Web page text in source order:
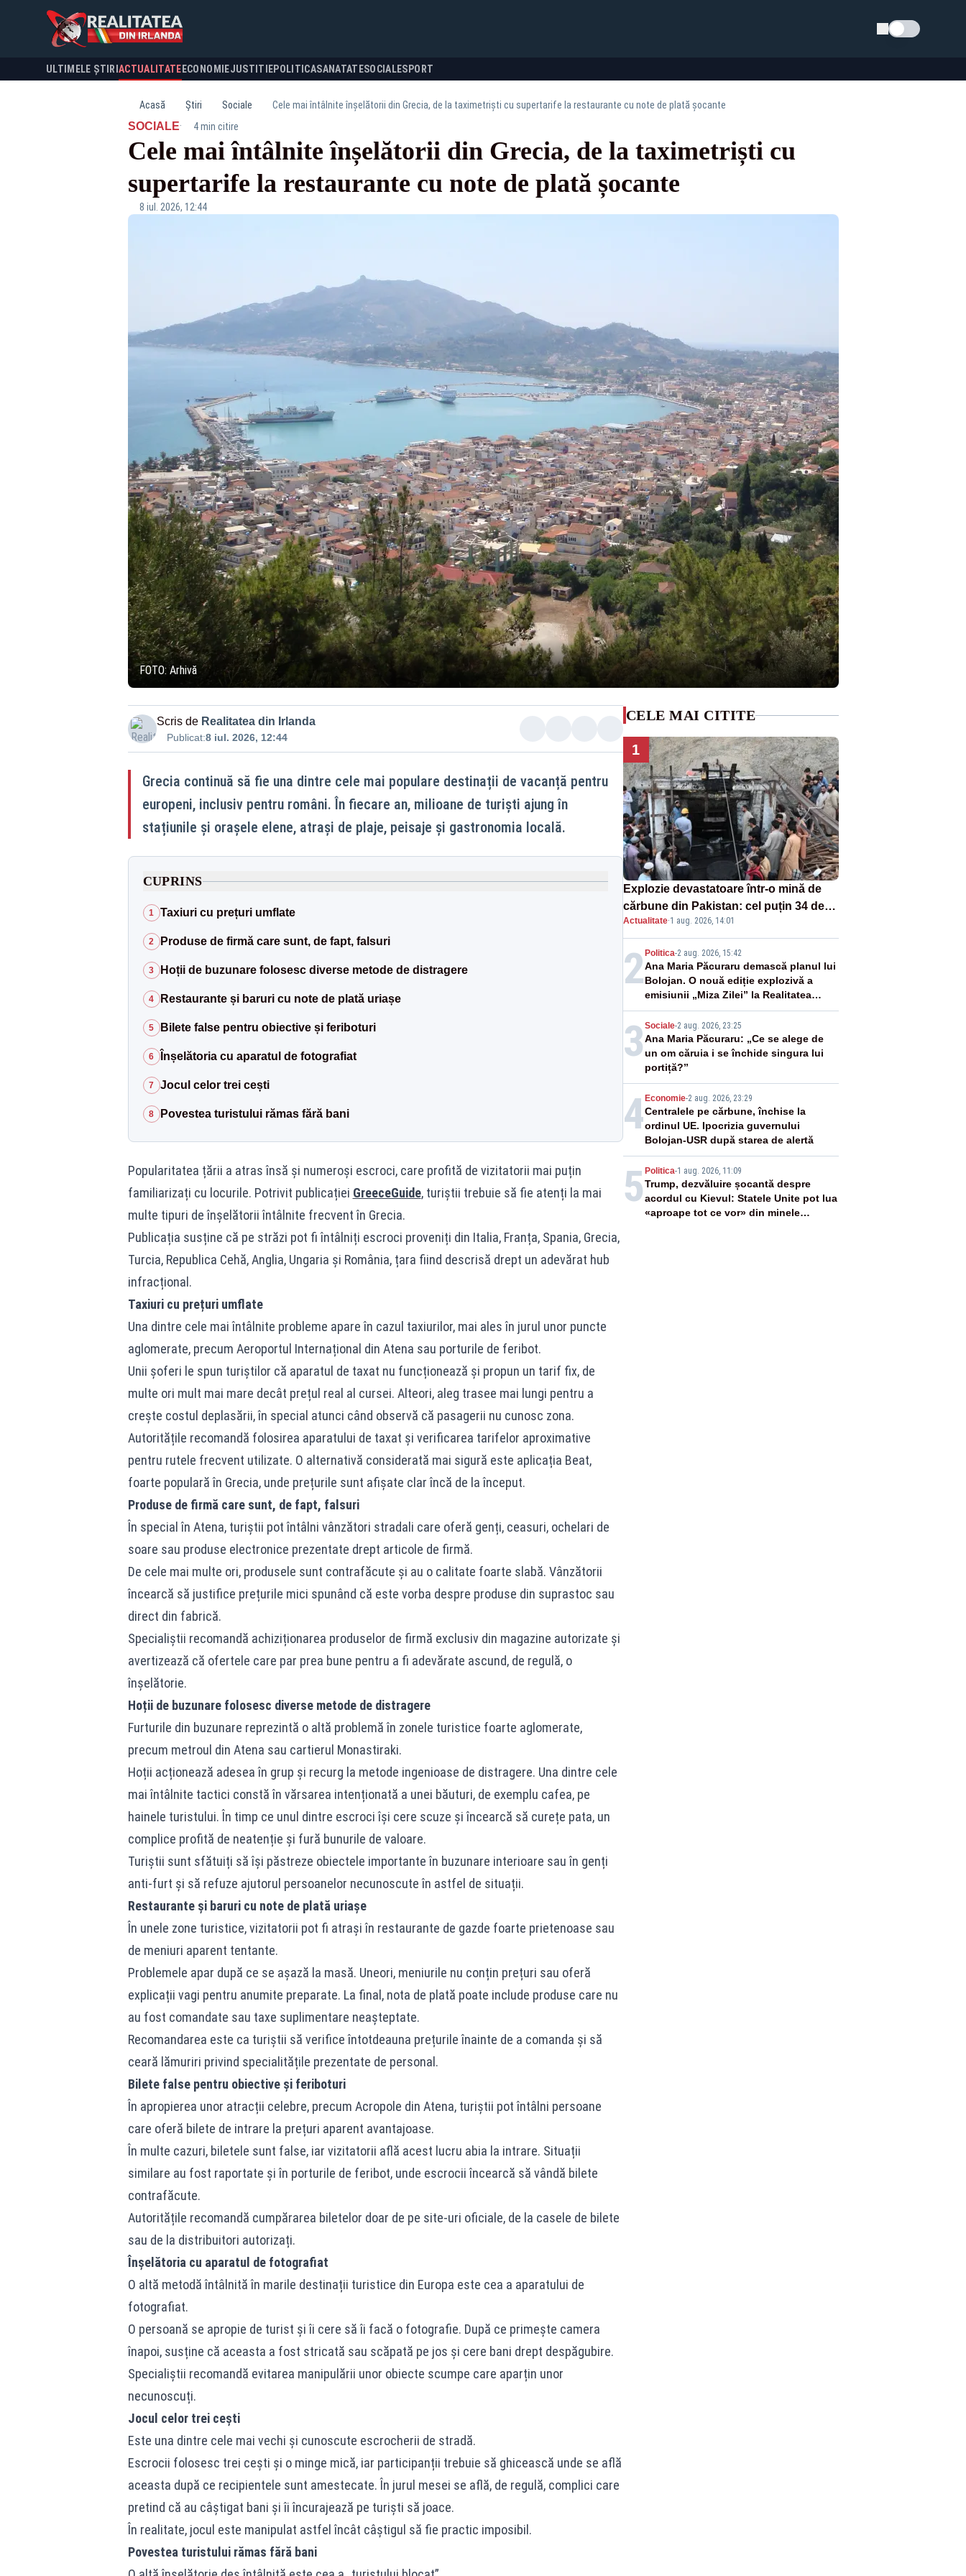
Schimba tema
ULTIMELE ȘTIRI ACTUALITATE ECONOMIEJUSTITIEPOLITICASANATATESOCIALESPORT
Acasă Știri Sociale Cele mai întâlnite înșelătorii din Grecia, de la taximetriști cu supertarife la restaurante cu note de plată șocante
SOCIALE· 4 min citire
Cele mai întâlnite înșelătorii din Grecia, de la taximetriști cu
supertarife la restaurante cu note de plată șocante
8 iul. 2026, 12:44
FOTO: Arhivă
Scris de Realitatea din Irlanda
Publicat:8 iul. 2026, 12:44
Grecia continuă să fie una dintre cele mai populare destinații de vacanță pentru
europeni, inclusiv pentru români. În fiecare an, milioane de turiști ajung în
stațiunile și orașele elene, atrași de plaje, peisaje și gastronomia locală.
CUPRINS
1 Taxiuri cu prețuri umflate
2 Produse de firmă care sunt, de fapt, falsuri
3 Hoții de buzunare folosesc diverse metode de distragere
4 Restaurante și baruri cu note de plată uriașe
5 Bilete false pentru obiective și feriboturi
6 Înșelătoria cu aparatul de fotografiat
7 Jocul celor trei cești
8 Povestea turistului rămas fără bani
Popularitatea țării a atras însă și numeroși escroci, care profită de vizitatorii mai puțin
familiarizați cu locurile. Potrivit publicației GreeceGuide, turiștii trebuie să fie atenți la mai
multe tipuri de înșelătorii întâlnite frecvent în Grecia.
Publicația susține că pe străzi pot fi întâlniți escroci proveniți din Italia, Franța, Spania, Grecia,
Turcia, Republica Cehă, Anglia, Ungaria și România, țara fiind descrisă drept un adevărat hub
infracțional.
Taxiuri cu prețuri umflate
Una dintre cele mai întâlnite probleme apare în cazul taxiurilor, mai ales în jurul unor puncte
aglomerate, precum Aeroportul Internațional din Atena sau porturile de feribot.
Unii șoferi le spun turiștilor că aparatul de taxat nu funcționează și propun un tarif fix, de
multe ori mult mai mare decât prețul real al cursei. Alteori, aleg trasee mai lungi pentru a
crește costul deplasării, în special atunci când observă că pasagerii nu cunosc zona.
Autoritățile recomandă folosirea aparatului de taxat și verificarea tarifelor aproximative
pentru rutele frecvent utilizate. O alternativă considerată mai sigură este aplicația Beat,
foarte populară în Grecia, unde prețurile sunt afișate clar încă de la început.
Produse de firmă care sunt, de fapt, falsuri
În special în Atena, turiștii pot întâlni vânzători stradali care oferă genți, ceasuri, ochelari de
soare sau produse electronice prezentate drept articole de firmă.
De cele mai multe ori, produsele sunt contrafăcute și au o calitate foarte slabă. Vânzătorii
încearcă să justifice prețurile mici spunând că este vorba despre produse din suprastoc sau
direct din fabrică.
Specialiștii recomandă achiziționarea produselor de firmă exclusiv din magazine autorizate și
avertizează că ofertele care par prea bune pentru a fi adevărate ascund, de regulă, o
înșelătorie.
Hoții de buzunare folosesc diverse metode de distragere
Furturile din buzunare reprezintă o altă problemă în zonele turistice foarte aglomerate,
precum metroul din Atena sau cartierul Monastiraki.
Hoții acționează adesea în grup și recurg la metode ingenioase de distragere. Una dintre cele
mai întâlnite tactici constă în vărsarea intenționată a unei băuturi, de exemplu cafea, pe
hainele turistului. În timp ce unul dintre escroci își cere scuze și încearcă să curețe pata, un
complice profită de neatenție și fură bunurile de valoare.
Turiștii sunt sfătuiți să își păstreze obiectele importante în buzunare interioare sau în genți
anti-furt și să refuze ajutorul persoanelor necunoscute în astfel de situații.
Restaurante și baruri cu note de plată uriașe
În unele zone turistice, vizitatorii pot fi atrași în restaurante de gazde foarte prietenoase sau
de meniuri aparent tentante.
Problemele apar după ce se așază la masă. Uneori, meniurile nu conțin prețuri sau oferă
explicații vagi pentru anumite preparate. La final, nota de plată poate include produse care nu
au fost comandate sau taxe suplimentare neașteptate.
Recomandarea este ca turiștii să verifice întotdeauna prețurile înainte de a comanda și să
ceară lămuriri privind specialitățile prezentate de personal.
Bilete false pentru obiective și feriboturi
În apropierea unor atracții celebre, precum Acropole din Atena, turiștii pot întâlni persoane
care oferă bilete de intrare la prețuri aparent avantajoase.
În multe cazuri, biletele sunt false, iar vizitatorii află acest lucru abia la intrare. Situații
similare au fost raportate și în porturile de feribot, unde escrocii încearcă să vândă bilete
contrafăcute.
Autoritățile recomandă cumpărarea biletelor doar de pe site-uri oficiale, de la casele de bilete
sau de la distribuitori autorizați.
Înșelătoria cu aparatul de fotografiat
O altă metodă întâlnită în marile destinații turistice din Europa este cea a aparatului de
fotografiat.
O persoană se apropie de turist și îi cere să îi facă o fotografie. După ce primește camera
înapoi, susține că aceasta a fost stricată sau scăpată pe jos și cere bani drept despăgubire.
Specialiștii recomandă evitarea manipulării unor obiecte scumpe care aparțin unor
necunoscuți.
Jocul celor trei cești
Este una dintre cele mai vechi și cunoscute escrocherii de stradă.
Escrocii folosesc trei cești și o minge mică, iar participanții trebuie să ghicească unde se află
aceasta după ce recipientele sunt amestecate. În jurul mesei se află, de regulă, complici care
pretind că au câștigat bani și îi încurajează pe turiști să joace.
În realitate, jocul este manipulat astfel încât câștigul să fie practic imposibil.
Povestea turistului rămas fără bani
CELE MAI CITITE
1
Explozie devastatoare într-o mină de
cărbune din Pakistan: cel puțin 34 de
morți - VIDEO
Actualitate·1 aug. 2026, 14:01
2 Politica-2 aug. 2026, 15:42
Ana Maria Păcuraru demască planul lui
Bolojan. O nouă ediție explozivă a
emisiunii „Miza Zilei” la Realitatea
PLUS
3 Sociale-2 aug. 2026, 23:25
Ana Maria Păcuraru: „Ce se alege de
un om căruia i se închide singura lui
portiță?”
4 Economie-2 aug. 2026, 23:29
Centralele pe cărbune, închise la
ordinul UE. Ipocrizia guvernului
Bolojan-USR după starea de alertă
5 Politica-1 aug. 2026, 11:09
Trump, dezvăluire șocantă despre
acordul cu Kievul: Statele Unite pot lua
«aproape tot ce vor» din minele